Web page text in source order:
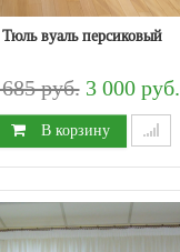
Тюль вуаль персиковый
руб.3 000 руб.
В корзину